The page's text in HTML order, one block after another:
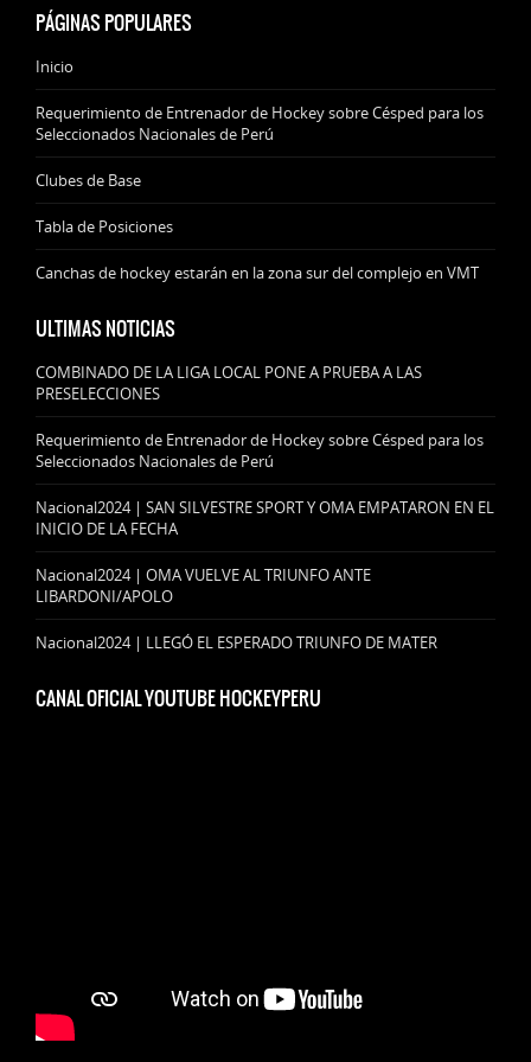
PÁGINAS POPULARES
Inicio
Requerimiento de Entrenador de Hockey sobre Césped para los
Seleccionados Nacionales de Perú
Clubes de Base
Tabla de Posiciones
Canchas de hockey estarán en la zona sur del complejo en VMT
ULTIMAS NOTICIAS
COMBINADO DE LA LIGA LOCAL PONE A PRUEBA A LAS
PRESELECCIONES
Requerimiento de Entrenador de Hockey sobre Césped para los
Seleccionados Nacionales de Perú
Nacional2024 | SAN SILVESTRE SPORT Y OMA EMPATARON EN EL
INICIO DE LA FECHA
Nacional2024 | OMA VUELVE AL TRIUNFO ANTE
LIBARDONI/APOLO
Nacional2024 | LLEGÓ EL ESPERADO TRIUNFO DE MATER
CANAL OFICIAL YOUTUBE HOCKEYPERU